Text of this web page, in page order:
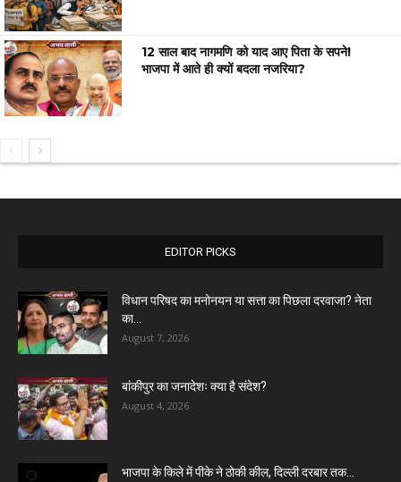
12 साल बाद नागमणि को याद आए पिता के सपने!
भाजपा में आते ही क्यों बदला नजरिया?
EDITOR PICKS
विधान परिषद का मनोनयन या सत्ता का पिछला दरवाजा? नेता
का...
August 7, 2026
बांकीपुर का जनादेशः क्या है संदेश?
August 4, 2026
भाजपा के किले में पीके ने ठोकी कील, दिल्ली दरबार तक...